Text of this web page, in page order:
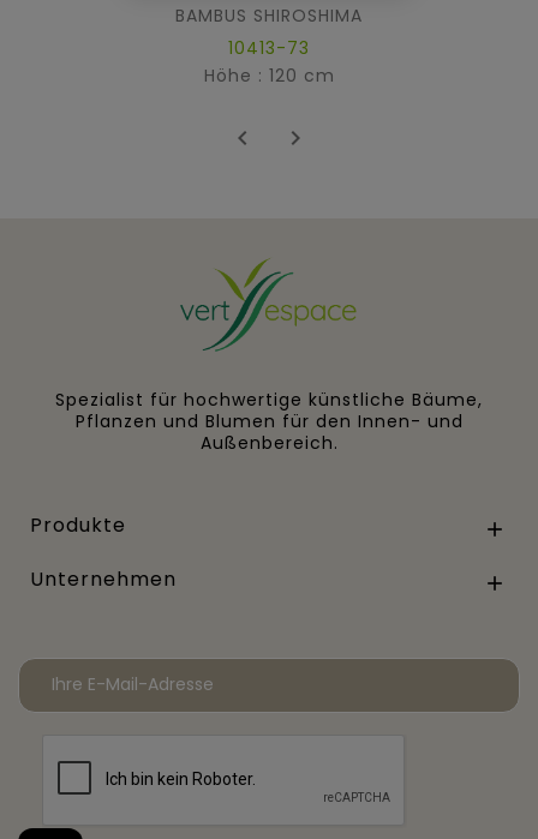
BAMBUS SHIROSHIMA
10413-73
Höhe : 120 cm
 
Spezialist für hochwertige künstliche Bäume,
Pflanzen und Blumen für den Innen- und
Außenbereich.
Produkte 
Unternehmen 